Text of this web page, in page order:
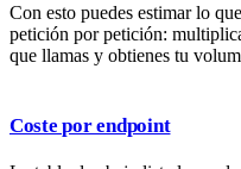
Con esto puedes estimar lo
petición por petición:
que llamas y obtienes tu
Coste por endpoint